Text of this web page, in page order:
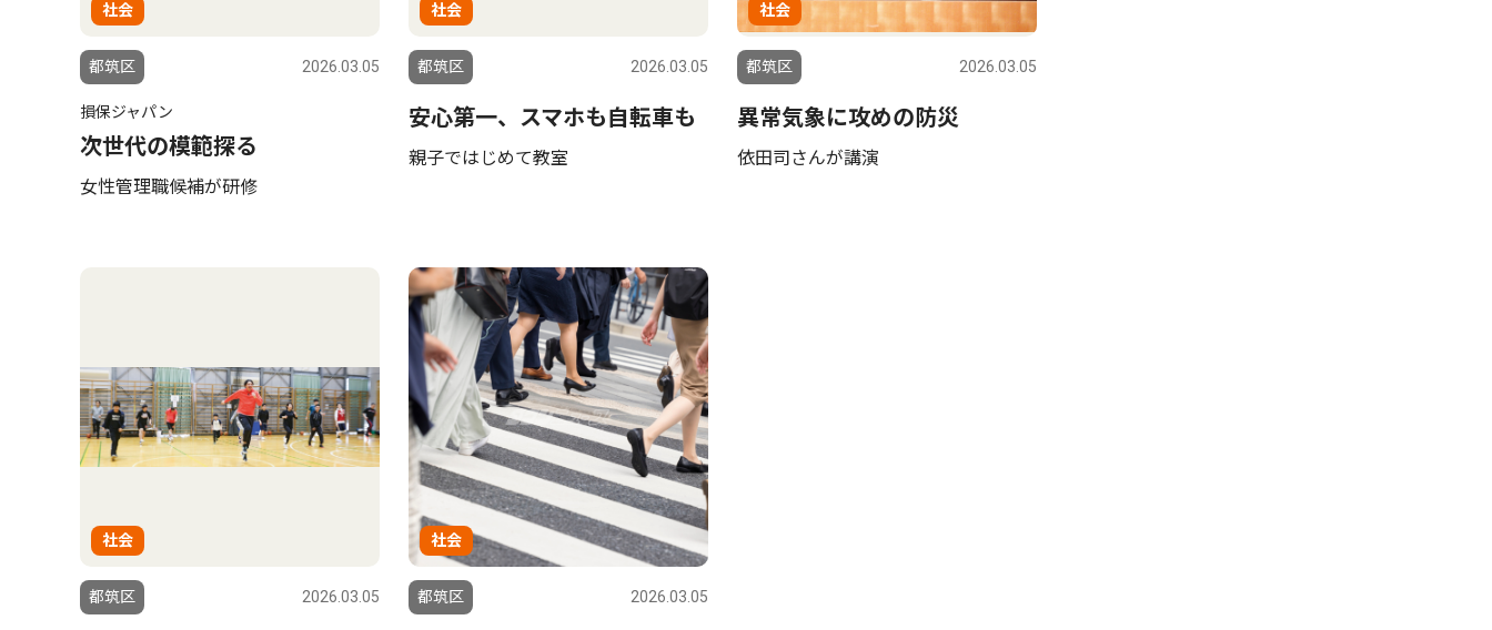
社会
都筑区 2026.03.05
損保ジャパン
次世代の模範探る
女性管理職候補が研修
社会
都筑区 2026.03.05
安心第一、スマホも自転車も
親子ではじめて教室
社会
都筑区 2026.03.05
異常気象に攻めの防災
依田司さんが講演
社会
都筑区 2026.03.05
社会
都筑区 2026.03.05